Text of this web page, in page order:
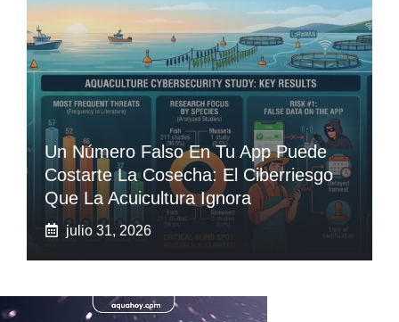
Un Número Falso En Tu App Puede
Costarte La Cosecha: El Ciberriesgo
Que La Acuicultura Ignora
julio 31, 2026